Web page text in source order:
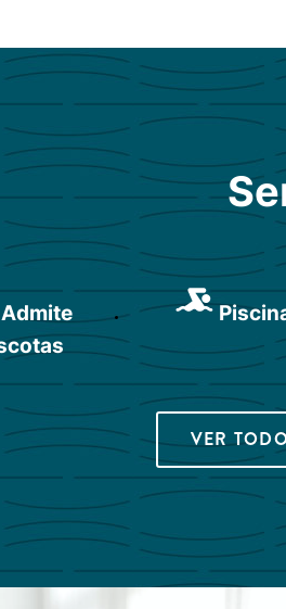
Admite
VER